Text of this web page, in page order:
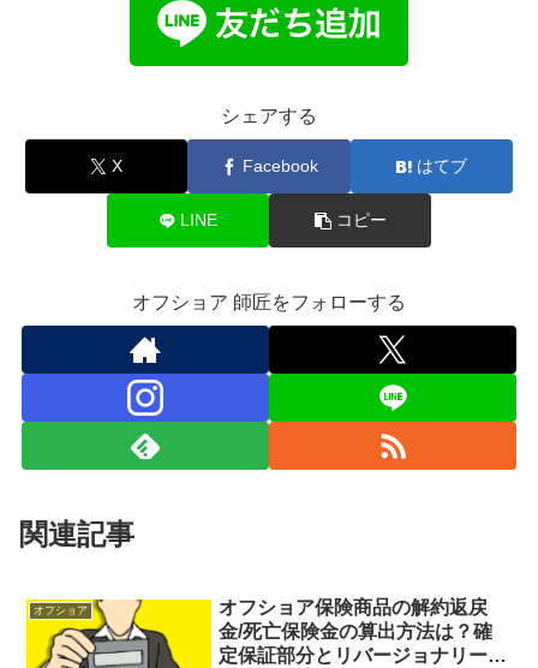
シェアする
X Facebook はてブ
LINE コピー
オフショア 師匠をフォローする
関連記事
オフショア
オフショア保険商品の解約返戻
金/死亡保険金の算出方法は？確
定保証部分とリバージョナリーボ